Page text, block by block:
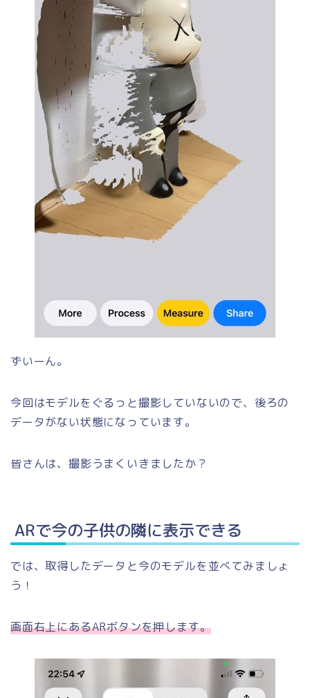
ずいーん。
今回はモデルをぐるっと撮影していないので、後ろの
データがない状態になっています。
皆さんは、撮影うまくいきましたか？
ARで今の子供の隣に表示できる
では、取得したデータと今のモデルを並べてみましょ
う！
画面右上にあるARボタンを押します。